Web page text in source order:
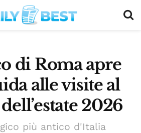
di Roma apre
alle visite al
2026
più antico d'Italia